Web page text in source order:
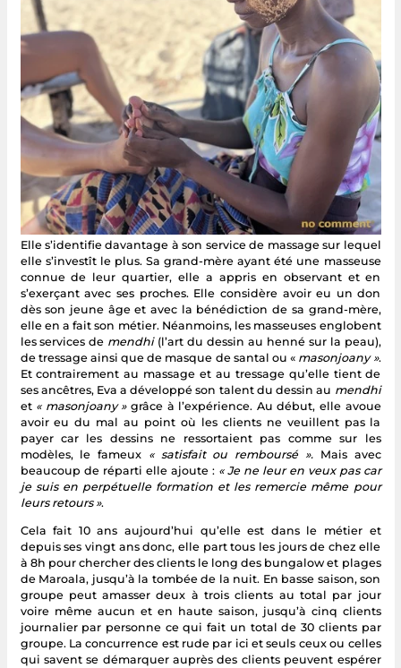
Elle s’identifie davantage à son service de massage sur lequel
elle s’investît le plus. Sa grand-mère ayant été une masseuse
connue de leur quartier, elle a appris en observant et en
s’exerçant avec ses proches. Elle considère avoir eu un don
dès son jeune âge et avec la bénédiction de sa grand-mère,
elle en a fait son métier. Néanmoins, les masseuses englobent
les services de mendhi (l’art du dessin au henné sur la peau),
de tressage ainsi que de masque de santal ou « masonjoany ».
Et contrairement au massage et au tressage qu’elle tient de
ses ancêtres, Eva a développé son talent du dessin au mendhi
et « masonjoany » grâce à l’expérience. Au début, elle avoue
avoir eu du mal au point où les clients ne veuillent pas la
payer car les dessins ne ressortaient pas comme sur les
modèles, le fameux « satisfait ou remboursé ».Mais avec
beaucoup de réparti elle ajoute : « Je ne leur en veux pas car
je suis en perpétuelle formation et les remercie même pour
leurs retours ».
Cela fait 10 ans aujourd’hui qu’elle est dans le métier et
depuis ses vingt ans donc, elle part tous les jours de chez elle
à 8h pour chercher des clients le long des bungalow et plages
de Maroala, jusqu’à la tombée de la nuit. En basse saison, son
groupe peut amasser deux à trois clients au total par jour
voire même aucun et en haute saison, jusqu’à cinq clients
journalier par personne ce qui fait un total de 30 clients par
groupe. La concurrence est rude par ici et seuls ceux ou celles
qui savent se démarquer auprès des clients peuvent espérer